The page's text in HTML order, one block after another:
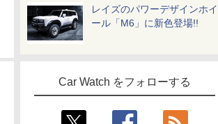
レイズのパワーデザインホイ
ール「M6」に新色登場!!
Car Watch をフォローする